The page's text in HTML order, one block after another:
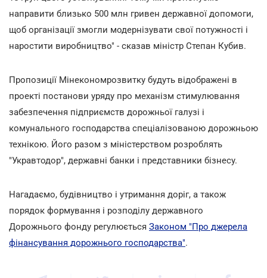
направити близько 500 млн гривен державної допомоги,
щоб організації змогли модернізувати свої потужності і
наростити виробництво" - сказав міністр Степан Кубив.
Пропозиції Мінекономрозвитку будуть відображені в
проекті постанови уряду про механізм стимулювання
забезпечення підприємств дорожньої галузі і
комунального господарства спеціалізованою дорожньою
технікою. Його разом з міністерством розроблять
"Укравтодор", державні банки і представники бізнесу.
Нагадаємо, будівництво і утримання доріг, а також
порядок формування і розподілу державного
Дорожнього фонду регулюється Законом "Про джерела
фінансування дорожнього господарства".